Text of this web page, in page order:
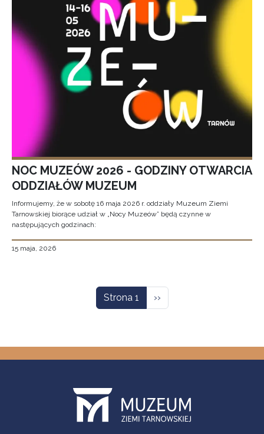
NOC MUZEÓW 2026 - GODZINY OTWARCIA
ODDZIAŁÓW MUZEUM
Informujemy, że w sobotę 16 maja 2026 r. oddziały Muzeum Ziemi
Tarnowskiej biorące udział w „Nocy Muzeów” będą czynne w
następujących godzinach:
15 maja, 2026
Strona 1 Następna strona
››